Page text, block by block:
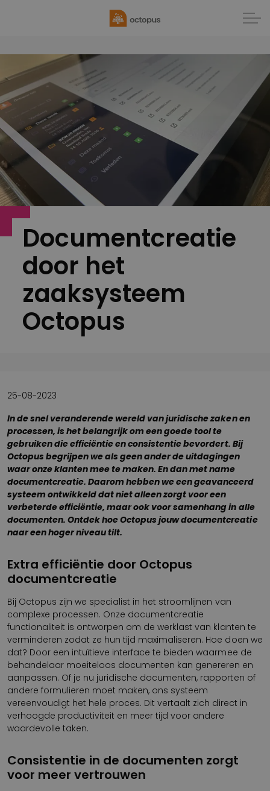
Documentcreatie
door het
zaaksysteem
Octopus
25-08-2023
In de snel veranderende wereld van juridische zaken en
processen, is het belangrijk om een goede tool te
gebruiken die efficiëntie en consistentie bevordert. Bij
Octopus begrijpen we als geen ander de uitdagingen
waar onze klanten mee te maken. En dan met name
documentcreatie. Daarom hebben we een geavanceerd
systeem ontwikkeld dat niet alleen zorgt voor een
verbeterde efficiëntie, maar ook voor samenhang in alle
documenten. Ontdek hoe Octopus jouw documentcreatie
naar een hoger niveau tilt.
Extra efficiëntie door Octopus
documentcreatie
Bij Octopus zijn we specialist in het stroomlijnen van
complexe processen. Onze documentcreatie
functionaliteit is ontworpen om de werklast van klanten te
verminderen zodat ze hun tijd maximaliseren. Hoe doen we
dat? Door een intuïtieve interface te bieden waarmee de
behandelaar moeiteloos documenten kan genereren en
aanpassen. Of je nu juridische documenten, rapporten of
andere formulieren moet maken, ons systeem
vereenvoudigt het hele proces. Dit vertaalt zich direct in
verhoogde productiviteit en meer tijd voor andere
waardevolle taken.
Consistentie in de documenten zorgt
voor meer vertrouwen